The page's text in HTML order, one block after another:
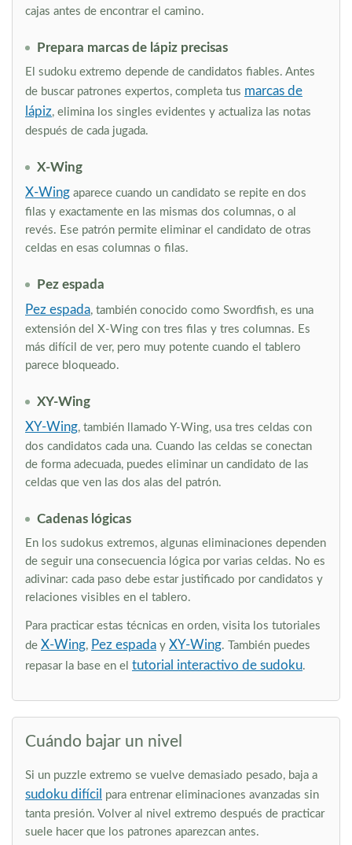
cajas antes de encontrar el camino.
Prepara marcas de lápiz precisas
El sudoku extremo depende de candidatos fiables. Antes
de buscar patrones expertos, completa tus marcas de
lápiz, elimina los singles evidentes y actualiza las notas
después de cada jugada.
X-Wing
X-Wing aparece cuando un candidato se repite en dos
filas y exactamente en las mismas dos columnas, o al
revés. Ese patrón permite eliminar el candidato de otras
celdas en esas columnas o filas.
Pez espada
Pez espada, también conocido como Swordfish, es una
extensión del X-Wing con tres filas y tres columnas. Es
más difícil de ver, pero muy potente cuando el tablero
parece bloqueado.
XY-Wing
XY-Wing, también llamado Y-Wing, usa tres celdas con
dos candidatos cada una. Cuando las celdas se conectan
de forma adecuada, puedes eliminar un candidato de las
celdas que ven las dos alas del patrón.
Cadenas lógicas
En los sudokus extremos, algunas eliminaciones dependen
de seguir una consecuencia lógica por varias celdas. No es
adivinar: cada paso debe estar justificado por candidatos y
relaciones visibles en el tablero.
Para practicar estas técnicas en orden, visita los tutoriales
de X-Wing, Pez espada y XY-Wing. También puedes
repasar la base en el tutorial interactivo de sudoku.
Cuándo bajar un nivel
Si un puzzle extremo se vuelve demasiado pesado, baja a
sudoku difícil
para entrenar eliminaciones avanzadas sin
tanta presión. Volver al nivel extremo después de practicar
suele hacer que los patrones aparezcan antes.